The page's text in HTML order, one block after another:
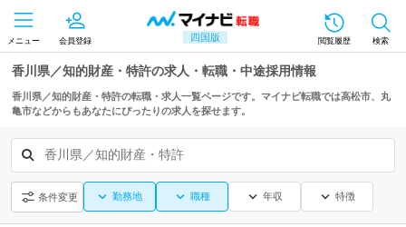
四国版
メニュー 会員登録 閲覧履歴 検索
香川県／知的財産・特許の求人・転職・中途採用情報
香川県／知的財産・特許の転職・求人一覧ページです。マイナビ転職では高松市、丸
亀市などからもあなたにぴったりの求人を探せます。
香川県／知的財産・特許
条件変更 勤務地 職種 年収 特徴